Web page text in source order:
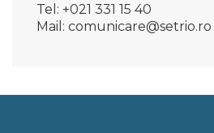
Tel: +021 331 15 40
Mail: comunicare@setrio.ro